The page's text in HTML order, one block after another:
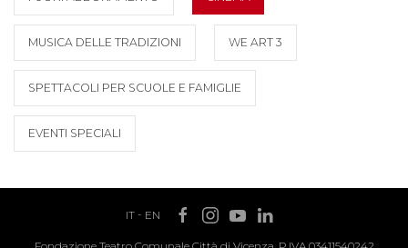
MUSICA DELLE TRADIZIONI WE ART 3
SPETTACOLI PER SCUOLE E FAMIGLIE
EVENTI SPECIALI
IT- EN